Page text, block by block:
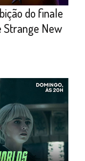
do finale
Strange New